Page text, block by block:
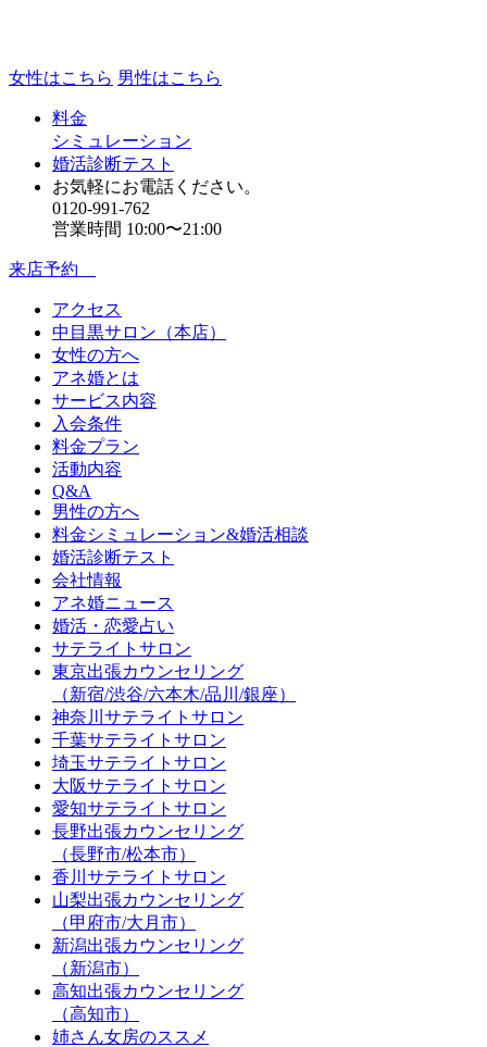
女性はこちら 男性はこちら
料金
シミュレーション
婚活診断テスト
お気軽にお電話ください。
0120-991-762
営業時間 10:00〜21:00
来店予約
アクセス
中目黒サロン（本店）
女性の方へ
アネ婚とは
サービス内容
入会条件
料金プラン
活動内容
Q&A
男性の方へ
料金シミュレーション&婚活相談
婚活診断テスト
会社情報
アネ婚ニュース
婚活・恋愛占い
サテライトサロン
東京出張カウンセリング
（新宿/渋谷/六本木/品川/銀座）
神奈川サテライトサロン
千葉サテライトサロン
埼玉サテライトサロン
大阪サテライトサロン
愛知サテライトサロン
長野出張カウンセリング
（長野市/松本市）
香川サテライトサロン
山梨出張カウンセリング
（甲府市/大月市）
新潟出張カウンセリング
（新潟市）
高知出張カウンセリング
（高知市）
姉さん女房のススメ